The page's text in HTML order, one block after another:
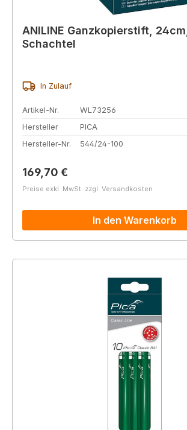
ANILINE Ganzkopierstift,
Schachtel
In Zulauf
Artikel-Nr.
WL73256
Hersteller
PICA
Hersteller-Nr.
544/24-100
Regulärer Preis:
169,70 €
Preise exkl. MwSt. zzgl. Versandkosten
In den Warenkorb